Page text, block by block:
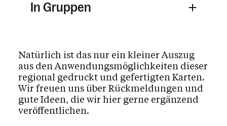
In Gruppen
Natürlich ist das nur ein kleiner Auszug
aus den Anwendungsmöglichkeiten dieser
regional gedruckt und gefertigten Karten.
Wir freuen uns über Rückmeldungen und
gute Ideen, die wir hier gerne ergänzend
veröffentlichen.